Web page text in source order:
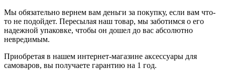
Мы обязательно вернем вам деньги за покупку, если вам что-
то не подойдет. Пересылая наш товар, мы заботимся о его
надежной упаковке, чтобы он дошел до вас абсолютно
невредимым.
Приобретая в нашем интернет-магазине аксессуары для
самоваров, вы получаете гарантию на 1 год.